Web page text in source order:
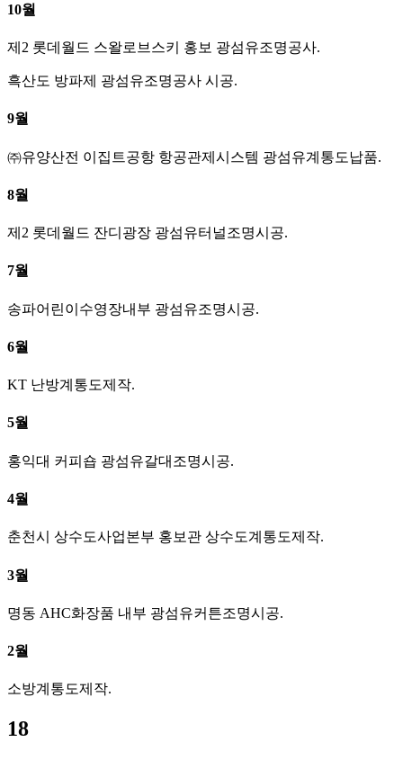
10월
제2 롯데월드 스왈로브스키 홍보 광섬유조명공사.
흑산도 방파제 광섬유조명공사 시공.
9월
㈜유양산전 이집트공항 항공관제시스템 광섬유계통도납품.
8월
제2 롯데월드 잔디광장 광섬유터널조명시공.
7월
송파어린이수영장내부 광섬유조명시공.
6월
KT 난방계통도제작.
5월
홍익대 커피숍 광섬유갈대조명시공.
4월
춘천시 상수도사업본부 홍보관 상수도계통도제작.
3월
명동 AHC화장품 내부 광섬유커튼조명시공.
2월
소방계통도제작.
18